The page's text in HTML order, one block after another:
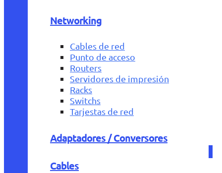
Networking
Cables de red
Punto de acceso
Routers
Servidores de impresión
Racks
Switchs
Tarjestas de red
Adaptadores / Conversores
Cables